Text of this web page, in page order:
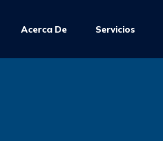
Acerca De Servicios